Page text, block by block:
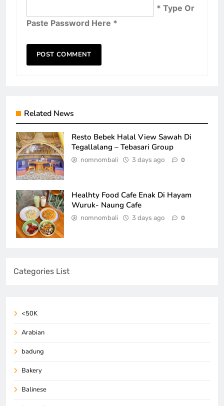
* Type Or
Paste Password Here *
Related News
Resto Bebek Halal View Sawah Di
Tegallalang – Tebasari Group
nomnombali 3 days ago 0
Healhty Food Cafe Enak Di Hayam
Wuruk- Naung Cafe
nomnombali 3 days ago 0
Categories List
<50K
Arabian
badung
Bakery
Balinese